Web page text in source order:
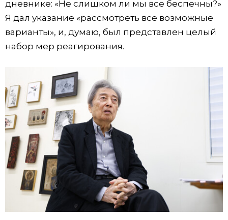
дневнике: «Не слишком ли мы все беспечны?»
Я дал указание «рассмотреть все возможные
варианты», и, думаю, был представлен целый
набор мер реагирования.